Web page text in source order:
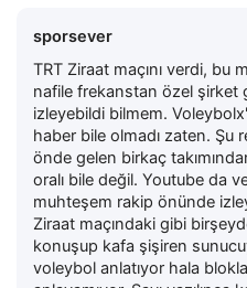
sporsever
TRT Ziraat maçını verdi, bu
nafile frekanstan özel şirket
izleyebildi bilmem.
haber bile olmadı zaten. Şu
önde gelen birkaç
oralı bile değil. Youtube da
muhteşem rakip önünde
Ziraat maçındaki gibi
konuşup kafa şişiren
voleybol anlatıyor hala